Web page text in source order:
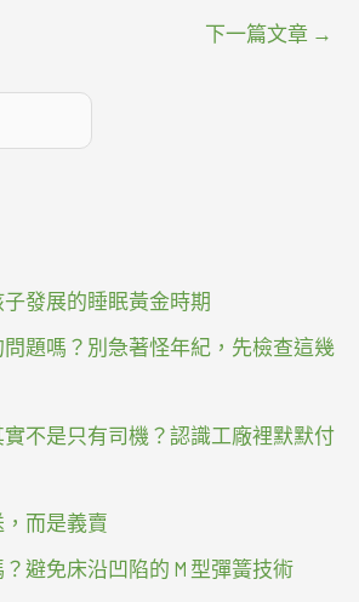
下一篇文章 →
發展的睡眠黃金時期
題嗎？別急著怪年紀，先檢查這幾
不是只有司機？認識工廠裡默默付
而是義賣
避免床沿凹陷的 M 型彈簧技術